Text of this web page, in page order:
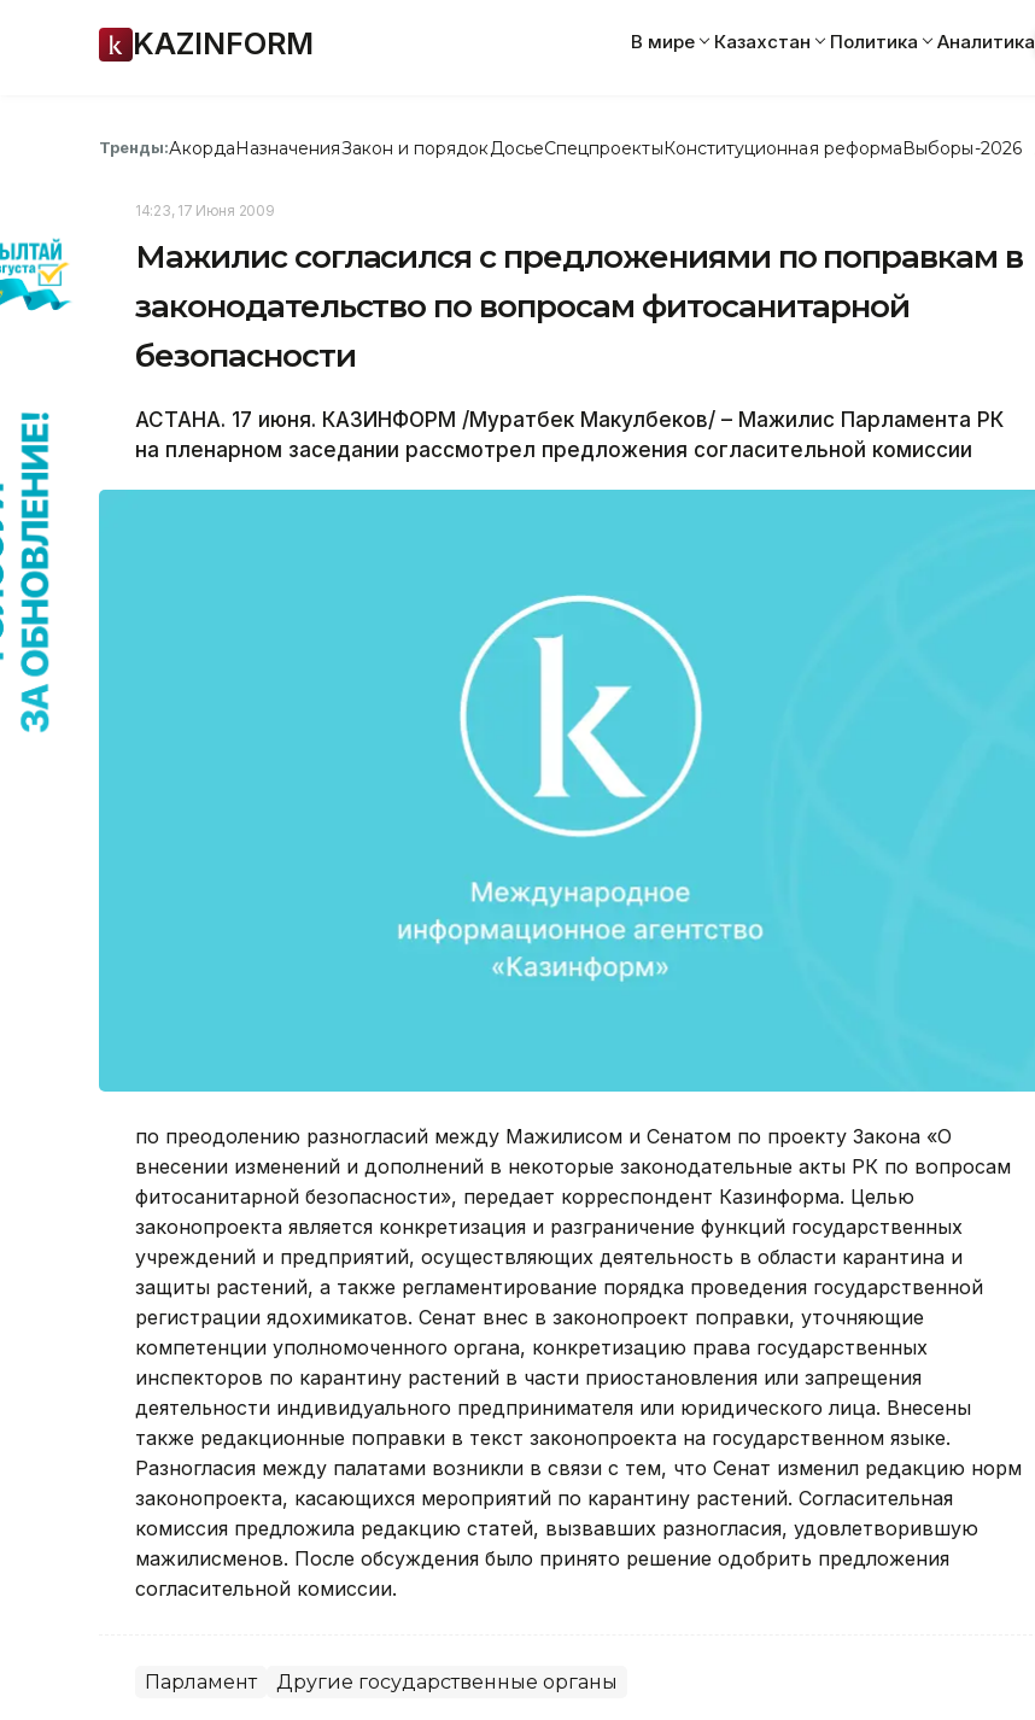
KAZINFORM В мире Казахстан Политика Аналитика
Тренды:АкордаНазначенияЗакон и порядок ДосьеСпецпроектыКонституционная реформаВыборы-2026
14:23, 17 Июня 2009
Мажилис согласился с предложениями по поправкам в
законодательство по вопросам фитосанитарной
безопасности
АСТАНА. 17 июня. КАЗИНФОРМ /Муратбек Макулбеков/ – Мажилис Парламента РК
на пленарном заседании рассмотрел предложения согласительной комиссии
по преодолению разногласий между Мажилисом и Сенатом по проекту Закона «О
внесении изменений и дополнений в некоторые законодательные акты РК по вопросам
фитосанитарной безопасности», передает корреспондент Казинформа. Целью
законопроекта является конкретизация и разграничение функций государственных
учреждений и предприятий, осуществляющих деятельность в области карантина и
защиты растений, а также регламентирование порядка проведения государственной
регистрации ядохимикатов. Сенат внес в законопроект поправки, уточняющие
компетенции уполномоченного органа, конкретизацию права государственных
инспекторов по карантину растений в части приостановления или запрещения
деятельности индивидуального предпринимателя или юридического лица. Внесены
также редакционные поправки в текст законопроекта на государственном языке.
Разногласия между палатами возникли в связи с тем, что Сенат изменил редакцию норм
законопроекта, касающихся мероприятий по карантину растений. Согласительная
комиссия предложила редакцию статей, вызвавших разногласия, удовлетворившую
мажилисменов. После обсуждения было принято решение одобрить предложения
согласительной комиссии.
Парламент Другие государственные органы